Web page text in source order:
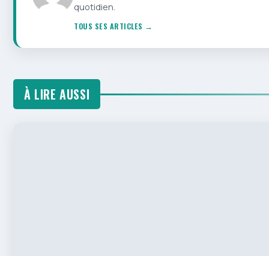
quotidien.
TOUS SES ARTICLES →
À LIRE AUSSI